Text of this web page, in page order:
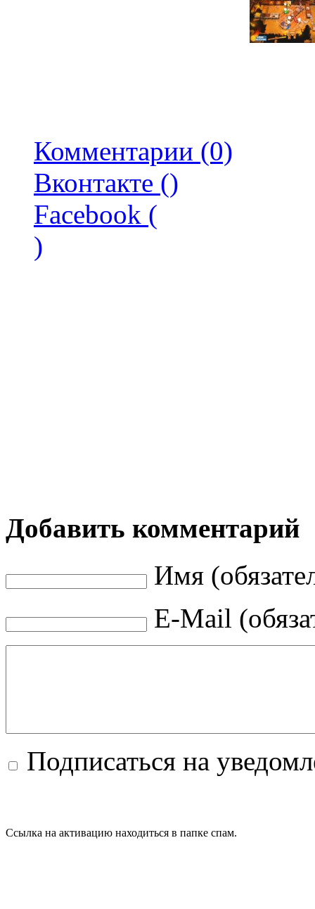
Комментарии (0)
Вконтакте ()
Facebook (
)
Добавить комментарий
Имя
E-Mail
Подписаться на
Ссылка на активацию находиться в папке спам.